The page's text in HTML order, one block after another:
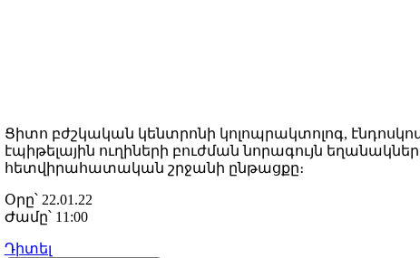
Ցիտո բժշկական կենտրոնի կոլոպրակտոլոգ,
էպիթելային ուղիների բուժման նորագույն
հետվիրահատական շրջանի ընթացքը։
Օրը՝ 22.01.22
Ժամը՝ 11:00
Դիտել